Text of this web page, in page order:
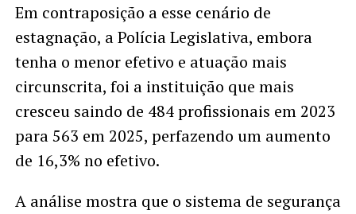
Em contraposição a esse cenário de
estagnação, a Polícia Legislativa, embora
tenha o menor efetivo e atuação mais
circunscrita, foi a instituição que mais
cresceu saindo de 484 profissionais em 2023
para 563 em 2025, perfazendo um aumento
de 16,3% no efetivo.
A análise mostra que o sistema de segurança